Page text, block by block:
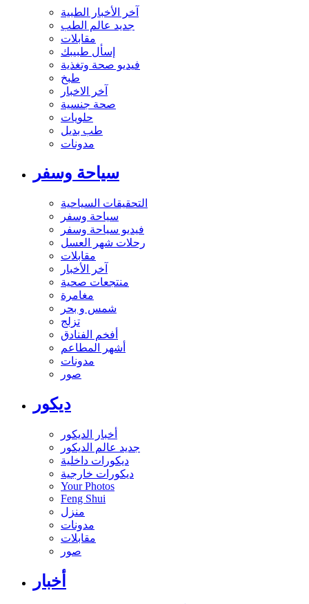
آخر الأخبار الطبية
جديد عالم الطب
مقابلات
إسأل طبيبك
فيديو صحة وتغذية
طبخ
آخر الاخبار
صحة جنسية
حلويات
طب بديل
مدونات
سياحة وسفر
التحقيقات السياحية
سياحة وسفر
فيديو سياحة وسفر
رحلات شهر العسل
مقابلات
آخر الأخبار
منتجعات صحية
مغامرة
شمس و بحر
تزلج
أفخم الفنادق
أشهر المطاعم
مدونات
صور
ديكور
أخبار الديكور
جديد عالم الديكور
ديكورات داخلية
ديكورات خارجية
Your Photos
Feng Shui
منزل
مدونات
مقابلات
صور
أخبار